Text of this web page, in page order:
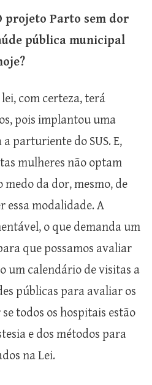
projeto Parto sem dor
pública municipal
lei, com certeza, terá
pois implantou uma
parturiente do SUS. E,
mulheres não optam
da dor, mesmo, de
essa modalidade. A
o que demanda um
que possamos avaliar
um calendário de visitas a
públicas para avaliar os
todos os hospitais estão
e dos métodos para
na Lei.